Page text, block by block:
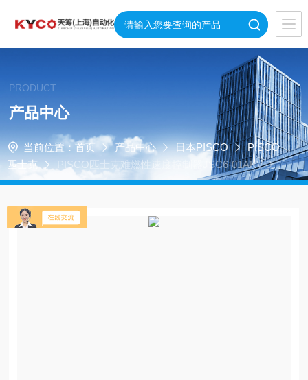
PRODUCT
产品中心
当前位置： 首页 产品中心 日本PISCO
PISCO
匹士克
PISCO匹士克难燃性速度控制器JSC6-01AKV-0